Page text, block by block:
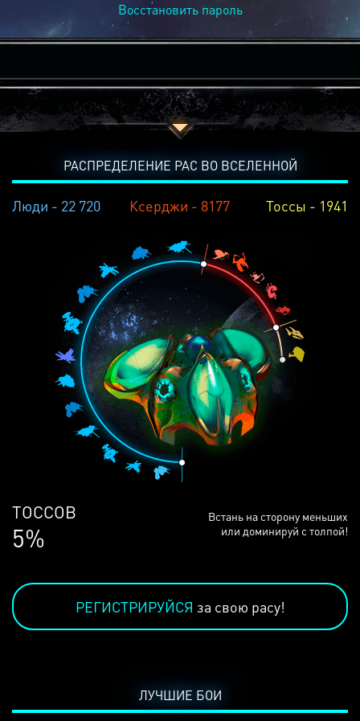
Восстановить пароль
РАСПРЕДЕЛЕНИЕ РАС ВО ВСЕЛЕННОЙ
Люди - 22 720 Ксерджи - 8177 Тоссы - 1941
ЛЮДЕЙ
69%
Встань на сторону меньших
или доминируй с толпой!
РЕГИСТРИРУЙСЯ за свою расу!
ЛУЧШИЕ БОИ